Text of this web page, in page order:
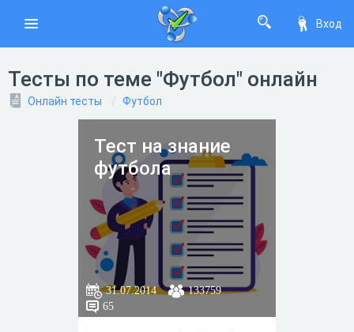
Вход
Тесты по теме "Футбол" онлайн
Онлайн тесты Футбол
Тест на знание
футбола
31.07.2014
133759
65